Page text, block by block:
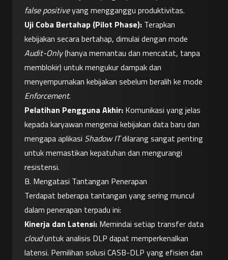
false positive yang mengganggu produktivitas.
Uji Coba Bertahap (Pilot Phase): Terapkan
Audit-Only (hanya memantau dan mencatat, tanpa
memblokir) untuk mengukur dampak dan
Enforcement.
Pelatihan Pengguna Akhir: Komunikasi yang jelas
kepada karyawan mengenai kebijakan data baru dan
mengapa aplikasi Shadow IT dilarang sangat penting
untuk memastikan kepatuhan dan mengurangi
resistensi.
B. Mengatasi Tantangan Penerapan
Terdapat beberapa tantangan yang sering muncul
dalam penerapan terpadu ini:
Kinerja dan Latensi:
cloud untuk analisis DLP dapat memperkenalkan
latensi. Pemilihan solusi CASB-DLP yang efisien dan